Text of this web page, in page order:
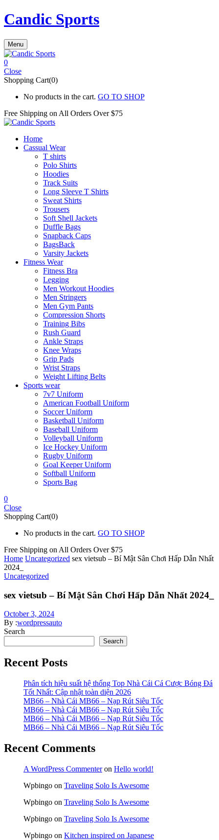
Candic Sports
Menu
0
Close
Shopping Cart(0)
No products in the cart. GO TO SHOP
Free Shipping on All Orders Over $75
Home
Cassual Wear
T shirts
Polo Shirts
Hoodies
Track Suits
Long Sleeve T Shirts
Sweat Shirts
Trousers
Soft Shell Jackets
Duffle Bags
Snapback Caps
BagsBack
Varsity Jackets
Fitness Wear
Fitness Bra
Legging
Men Workout Hoodies
Men Stringers
Men Gym Pants
Compression Shorts
Training Bibs
Rush Guard
Ankle Straps
Knee Wraps
Grip Pads
Wrist Straps
Weight Lifting Belts
Sports wear
7v7 Uniform
American Football Uniform
Soccer Uniform
Basketball Uniform
Baseball Uniform
Volleyball Uniform
Ice Hockey Uniform
Rugby Uniform
Goal Keeper Uniform
Softball Uniform
Sports Bag
0
Close
Shopping Cart(0)
No products in the cart. GO TO SHOP
Free Shipping on All Orders Over $75
Home Uncategorized sex vietsub – Bí Mật Sân Chơi Hấp Dẫn Nhất
2024_
Uncategorized
sex vietsub – Bí Mật Sân Chơi Hấp Dẫn Nhất 2024_
October 3, 2024
By :wordpressauto
Search
Search
Recent Posts
Phân tích hiệu suất hệ thống Top Nhà Cái Cá Cược Bóng Đá
Tốt Nhất: Cập nhật toàn diện 2026
MB66 – Nhà Cái MB66 – Nạp Rút Siêu Tốc
MB66 – Nhà Cái MB66 – Nạp Rút Siêu Tốc
MB66 – Nhà Cái MB66 – Nạp Rút Siêu Tốc
MB66 – Nhà Cái MB66 – Nạp Rút Siêu Tốc
Recent Comments
A WordPress Commenteron Hello world!
Wpbingo on Traveling Solo Is Awesome
Wpbingo on Traveling Solo Is Awesome
Wpbingo on Traveling Solo Is Awesome
Wpbingo on Kitchen inspired on Japanese